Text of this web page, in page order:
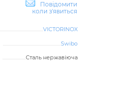
Повідомити
коли з'явиться
VICTORINOX
Swibo
Сталь нержавіюча